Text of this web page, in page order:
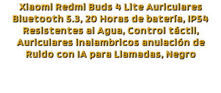
Xiaomi Redmi Buds 4 Lite Auriculares
Bluetooth 5.3, 20 Horas de batería, IP54
Resistentes al Agua, Control táctil,
Auriculares inalambricos anulación de
Ruido con IA para Llamadas, Negro